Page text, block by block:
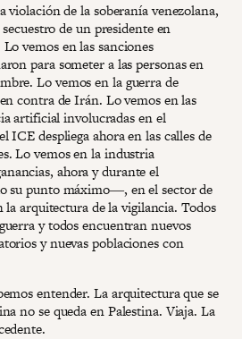
violación de la soberanía venezolana,
de un presidente en
vemos en las sanciones
para someter a las personas en
Lo vemos en la guerra de
contra de Irán. Lo vemos en las
artificial involucradas en el
ICE despliega ahora en las calles de
Lo vemos en la industria
ahora y durante el
su punto máximo―, en el sector de
la arquitectura de la vigilancia. Todos
y todos encuentran nuevos
y nuevas poblaciones con
entender. La arquitectura que se
no se queda en Palestina. Viaja. La